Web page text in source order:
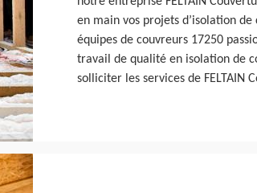
en main vos projets d’isolation
équipes de couvreurs 17250
travail de qualité en isolation de
solliciter les services de FELTAIN